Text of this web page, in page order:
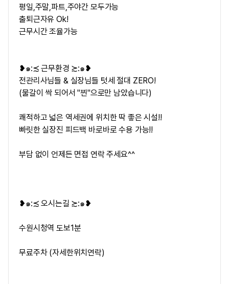
평일,주말,파트,주야간 모두가능
출퇴근자유 Ok!
근무시간 조율가능
❥๑:≾ ​근무환경 ≿:๑❥
전관리사님들 & 실장님들 텃세 절대 ZERO!
(물갈이 싹 되어서 "찐"으로만 남았습니다)
쾌적하고 넓은 역세권에 위치한 딱 좋은 시설!!
빠릿한 실장진 피드백 바로바로 수용 가능!!
부담 없이 언제든 면접 연락 주세요^^
❥๑:≾ ​오시는길 ≿:๑❥
수원시청역 도보1분
무료주차 (자세한위치연락)